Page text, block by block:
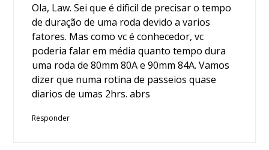
Ola, Law. Sei que é dificil de precisar o tempo
de duração de uma roda devido a varios
fatores. Mas como vc é conhecedor, vc
poderia falar em média quanto tempo dura
uma roda de 80mm 80A e 90mm 84A. Vamos
dizer que numa rotina de passeios quase
diarios de umas 2hrs. abrs
Responder